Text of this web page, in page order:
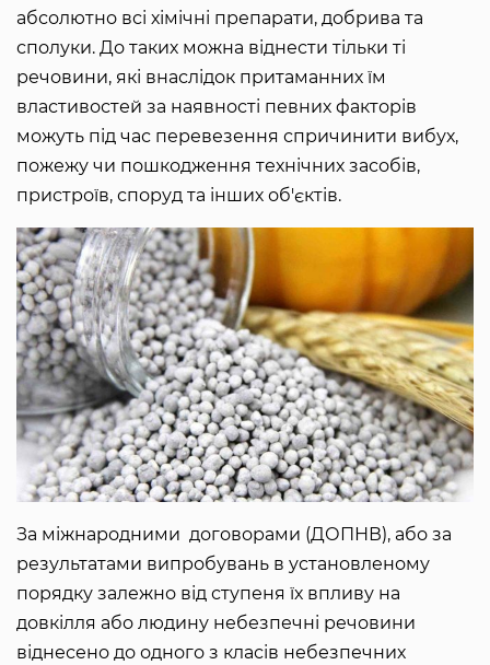
абсолютно всі хімічні препарати, добрива та
сполуки. До таких можна віднести тільки ті
речовини, які внаслідок притаманних їм
властивостей за наявності певних факторів
можуть під час перевезення спричинити вибух,
пожежу чи пошкодження технічних засобів,
пристроїв, споруд та інших об'єктів.
За міжнародними договорами (ДОПНВ), або за
результатами випробувань в установленому
порядку залежно від ступеня їх впливу на
довкілля або людину небезпечні речовини
віднесено до одного з класів небезпечних